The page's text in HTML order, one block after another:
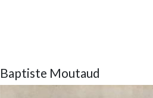
Baptiste Moutaud